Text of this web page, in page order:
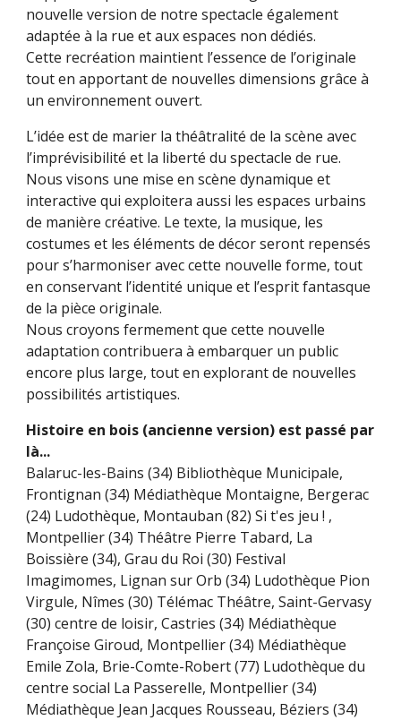
nouvelle version de notre spectacle également
adaptée à la rue et aux espaces non dédiés.
Cette recréation maintient l’essence de l’originale
tout en apportant de nouvelles dimensions grâce à
un environnement ouvert.
L’idée est de marier la théâtralité de la scène avec
l’imprévisibilité et la liberté du spectacle de rue.
Nous visons une mise en scène dynamique et
interactive qui exploitera aussi les espaces urbains
de manière créative. Le texte, la musique, les
costumes et les éléments de décor seront repensés
pour s’harmoniser avec cette nouvelle forme, tout
en conservant l’identité unique et l’esprit fantasque
de la pièce originale.
Nous croyons fermement que cette nouvelle
adaptation contribuera à embarquer un public
encore plus large, tout en explorant de nouvelles
possibilités artistiques.
Histoire en bois (ancienne version) est passé par
là...
Balaruc-les-Bains (34) Bibliothèque Municipale,
Frontignan (34) Médiathèque Montaigne, Bergerac
(24) Ludothèque, Montauban (82) Si t'es jeu ! ,
Montpellier (34) Théâtre Pierre Tabard, La
Boissière (34), Grau du Roi (30) Festival
Imagimomes, Lignan sur Orb (34) Ludothèque Pion
Virgule, Nîmes (30) Télémac Théâtre, Saint-Gervasy
(30) centre de loisir, Castries (34) Médiathèque
Françoise Giroud, Montpellier (34) Médiathèque
Emile Zola, Brie-Comte-Robert (77) Ludothèque du
centre social La Passerelle, Montpellier (34)
Médiathèque Jean Jacques Rousseau, Béziers (34)